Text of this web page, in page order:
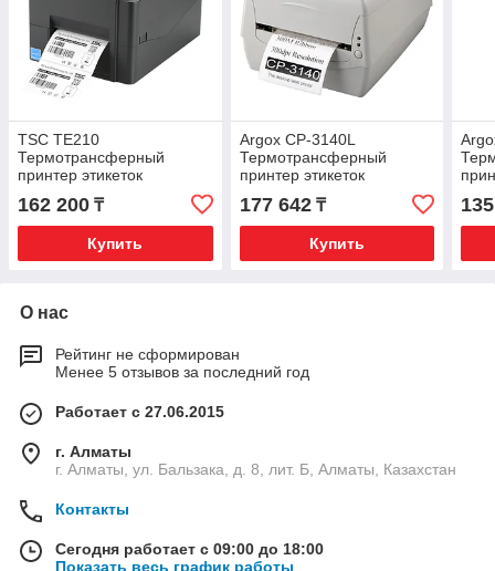
TSC TE210
Термотрансферный
принтер этикеток
162 200 ₸
Купить
Argox CP-3140L
Термотрансферный
принтер этикеток
177 642₸
Купить
О нас
Рейтинг не сформирован
Менее 5 отзывов за последний год
Работает с 27.06.2015
г. Алматы
г. Алматы, ул. Бальзака, д. 8, лит. Б, Алматы, Казахстан
Контакты
Сегодня работает с 09:00 до 18:00
Показать весь график работы